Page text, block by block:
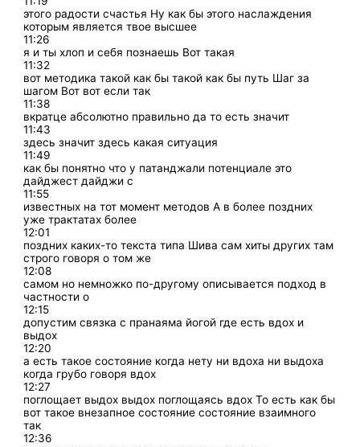
этого радости счастья Ну как бы этого наслаждения
которым является твое высшее
11:26
я и ты хлоп и себя познаешь Вот такая
11:32
вот методика такой как бы такой как бы путь Шаг за
шагом Вот вот если так
11:38
вкратце абсолютно правильно да то есть значит
11:43
здесь значит здесь какая ситуация
11:49
как бы понятно что у патанджали потенциале это
дайджест дайджи с
11:55
известных на тот момент методов А в более поздних
уже трактатах более
12:01
поздних каких-то текста типа Шива сам хиты других там
строго говоря о том же
12:08
самом но немножко по-другому описывается подход в
частности о
12:15
допустим связка с пранаяма йогой где есть вдох и
выдох
12:20
а есть такое состояние когда нету ни вдоха ни выдоха
когда грубо говоря вдох
12:27
поглощает выдох выдох поглощаясь вдох То есть как бы
вот такое внезапное состояние состояние взаимного
так
12:36